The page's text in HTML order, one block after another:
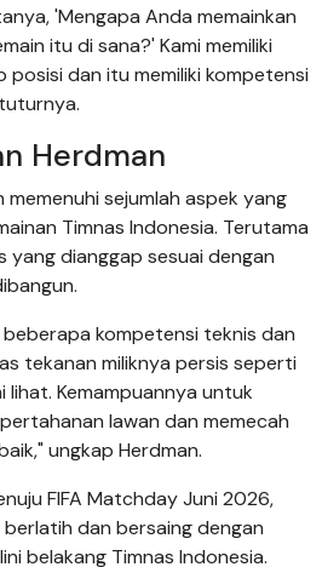
'Mengapa Anda memainkan
itu di sana?' Kami memiliki
dan itu memiliki kompetensi
Herdman
memenuhi sejumlah aspek yang
Timnas Indonesia. Terutama
yang dianggap sesuai dengan
kompetensi teknis dan
tekanan miliknya persis seperti
Kemampuannya untuk
lawan dan memecah
ungkap Herdman.
FIFA Matchday Juni 2026,
dan bersaing dengan
belakang Timnas Indonesia.